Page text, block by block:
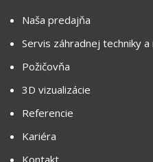
Naša predajňa
Servis záhradnej techniky
Požičovňa
3D vizualizácie
Referencie
Kariéra
Kontakt